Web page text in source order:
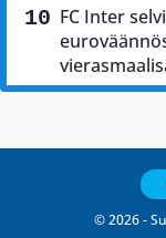
FC Inter
© 2026 -